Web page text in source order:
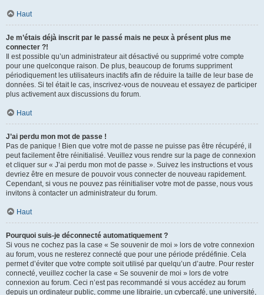
Haut
Je m’étais déjà inscrit par le passé mais ne peux à présent plus me
connecter ?!
Il est possible qu’un administrateur ait désactivé ou supprimé votre compte
pour une quelconque raison. De plus, beaucoup de forums suppriment
périodiquement les utilisateurs inactifs afin de réduire la taille de leur base de
données. Si tel était le cas, inscrivez-vous de nouveau et essayez de participer
plus activement aux discussions du forum.
Haut
J’ai perdu mon mot de passe !
Pas de panique ! Bien que votre mot de passe ne puisse pas être récupéré, il
peut facilement être réinitialisé. Veuillez vous rendre sur la page de connexion
et cliquer sur « J’ai perdu mon mot de passe ». Suivez les instructions et vous
devriez être en mesure de pouvoir vous connecter de nouveau rapidement.
Cependant, si vous ne pouvez pas réinitialiser votre mot de passe, nous vous
invitons à contacter un administrateur du forum.
Haut
Pourquoi suis-je déconnecté automatiquement ?
Si vous ne cochez pas la case « Se souvenir de moi » lors de votre connexion
au forum, vous ne resterez connecté que pour une période prédéfinie. Cela
permet d’éviter que votre compte soit utilisé par quelqu’un d’autre. Pour rester
connecté, veuillez cocher la case « Se souvenir de moi » lors de votre
connexion au forum. Ceci n’est pas recommandé si vous accédez au forum
depuis un ordinateur public, comme une librairie, un cybercafé, une université,